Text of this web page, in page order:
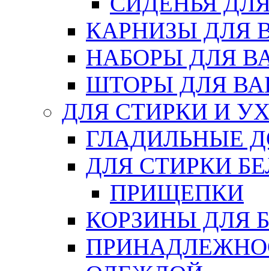
КАРНИЗЫ ДЛЯ
НАБОРЫ ДЛЯ
ШТОРЫ ДЛЯ
ДЛЯ СТИРКИ И
ГЛАДИЛЬНЫЕ
ДЛЯ СТИРКИ
ПРИЩЕПКИ
КОРЗИНЫ ДЛЯ